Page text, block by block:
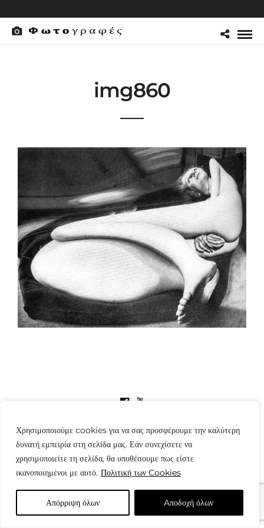
Χρησιμοποιούμε cookies για να σας προσφέρουμε την καλύτερη
δυνατή εμπειρία στη σελίδα μας. Εάν συνεχίσετε να
χρησιμοποιείτε τη σελίδα, θα υποθέσουμε πως είστε
ικανοποιημένοι με αυτό. Πολιτική των Cookies
Απόρριψη όλων Aποδοχή όλων
img860